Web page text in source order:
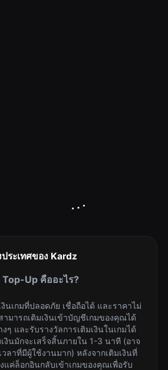
ระเทศของ Kardz
Up คืออะไร?
นเกมที่ปลอดภัย เชื่อถือได้ และราคาไม่
มารถเติมเงินเข้าบัญชีเกมของคุณได้
ๆ และรับรางวัลการเติมเงินในเกมได้
เงินมักจะเสร็จสิ้นภายใน 1-3 นาที (อาจ
ลาที่มีผู้ใช้งานมาก) หลังจากเติมเงินที่
แค่ล็อกอินกลับเข้าเกมของคุณเพื่อรับ